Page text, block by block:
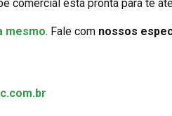
comercial está pronta para te
mesmo. Fale com nossos